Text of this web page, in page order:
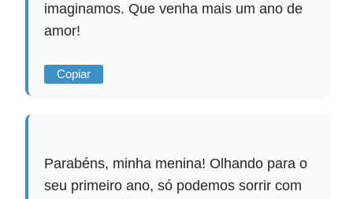
imaginamos. Que venha mais um ano de
amor!
Copiar
Parabéns, minha menina! Olhando para o
seu primeiro ano, só podemos sorrir com